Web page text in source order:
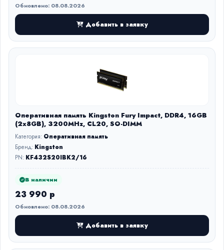
Обновлено: 08.08.2026
Добавить в заявку
Оперативная память Kingston Fury Impact, DDR4, 16GB
(2x8GB), 3200MHz, CL20, SO-DIMM
Категория: Оперативная память
Бренд: Kingston
PN: KF432S20IBK2/16
В наличии
23 990 р
Обновлено: 08.08.2026
Добавить в заявку